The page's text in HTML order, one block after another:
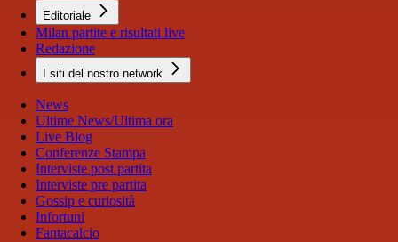
Editoriale
Milan partite e risultati live
Redazione
I siti del nostro network
News
Ultime News/Ultima ora
Live Blog
Conferenze Stampa
Interviste post partita
Interviste pre partita
Gossip e curiosità
Infortuni
Fantacalcio